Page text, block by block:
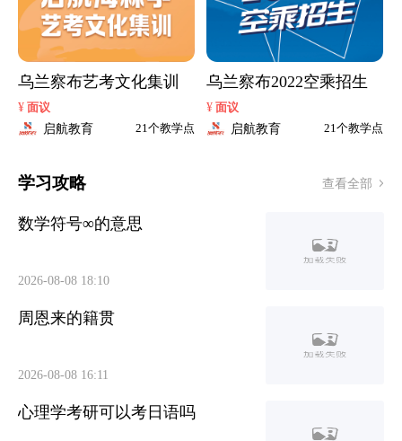
乌兰察布艺考文化集训
¥ 面议
启航教育 21个教学点
乌兰察布2022空乘招生
¥ 面议
启航教育 21个教学点
学习攻略 查看全部
数学符号∞的意思
2026-08-08 18:10
周恩来的籍贯
2026-08-08 16:11
心理学考研可以考日语吗